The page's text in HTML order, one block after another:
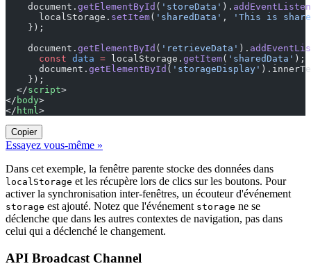
    document.
getElementById ( 'storeData' ).
      localStorage.
setItem( 'sharedData' ,
'This is
    });
    document.
getElementById ( 'retrieveData' ).
      const
data = localStorage. getItem( 'sharedData' );
      document.
getElementById ( 'storageDisplay'
    });
  </
script>
</ body>
</ html >
Copier
Essayez vous-même »
Dans cet exemple, la fenêtre parente stocke des données dans
localStorage et les récupère lors de clics sur les boutons. Pour
activer la synchronisation inter-fenêtres, un écouteur d'événement
storage est ajouté. Notez que l'événement storage ne se
déclenche que dans les autres contextes de navigation, pas dans
celui qui a déclenché le changement.
API Broadcast Channel